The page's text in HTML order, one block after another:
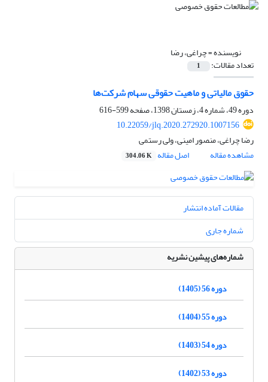
نویسنده =چراغی، رضا
تعداد مقالات: 1
حقوق مالیاتی و ماهیت حقوقی سهام شرکت‌ها
دوره 49، شماره 4، زمستان 1398، صفحه
599-616
10.22059/jlq.2020.272920.1007156
رضا چراغی، منصور امینی، ولی رستمی
مشاهده مقاله
اصل مقاله 304.06 K
مقالات آماده انتشار
شماره جاری
شماره‌های پیشین نشریه
دوره 56 (1405)
دوره 55 (1404)
دوره 54 (1403)
دوره 53 (1402)